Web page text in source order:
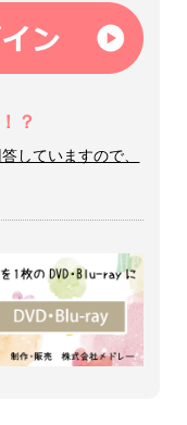
？
していますので、